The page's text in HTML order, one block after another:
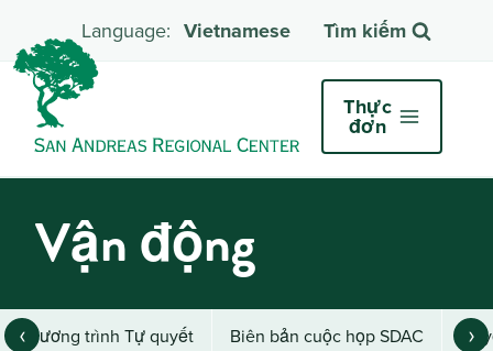
Vietnamese Tìm kiếm
Thực
đơn
Vận động
Chương trình Tự quyết Biên bản cuộc họp SDAC
‹ ›